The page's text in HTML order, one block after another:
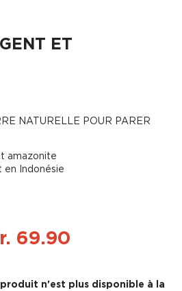
ET
NATURELLE POUR PARER
amazonite
en Indonésie
69.90
n'est plus disponible à la